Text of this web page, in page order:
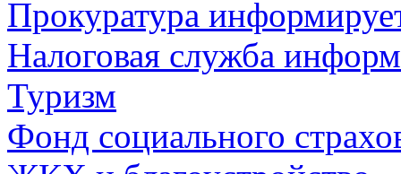
Прокуратура
Налоговая служба
Туризм
Фонд социального